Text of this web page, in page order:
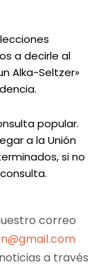
a decirle al
Alka-Seltzer»
popular.
a la Unión
si no
correo
a través